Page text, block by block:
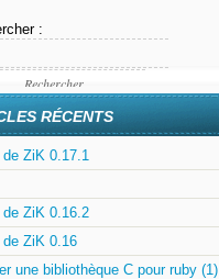
:
RÉCENTS
ZiK 0.17.1
ZiK 0.16.2
ZiK 0.16
une bibliothèque C pour ruby (1)